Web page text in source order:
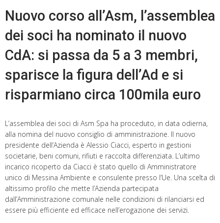
Nuovo corso all’Asm, l’assemblea
dei soci ha nominato il nuovo
CdA: si passa da 5 a 3 membri,
sparisce la figura dell’Ad e si
risparmiano circa 100mila euro
L’assemblea dei soci di Asm Spa ha proceduto, in data odierna,
alla nomina del nuovo consiglio di amministrazione. Il nuovo
presidente dell’Azienda è Alessio Ciacci, esperto in gestioni
societarie, beni comuni, rifiuti e raccolta differenziata. L’ultimo
incarico ricoperto da Ciacci è stato quello di Amministratore
unico di Messina Ambiente e consulente presso l’Ue. Una scelta di
altissimo profilo che mette l’Azienda partecipata
dall’Amministrazione comunale nelle condizioni di rilanciarsi ed
essere più efficiente ed efficace nell’erogazione dei servizi.